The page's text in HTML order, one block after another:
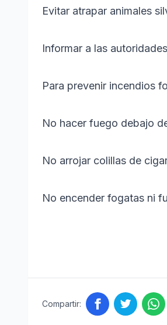
Evitar atrapar animales
Informar a las
Para prevenir incendios
No hacer fuego debajo
No arrojar colillas de
No encender fogatas ni
Compartir: